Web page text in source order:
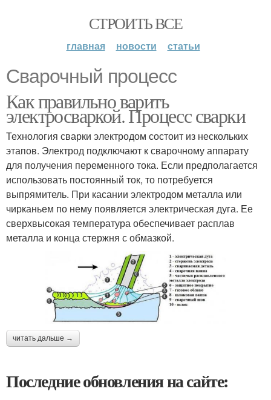
СТРОИТЬ ВСЕ
главная новости статьи
Сварочный процесс
Как правильно варить
электросваркой. Процесс сварки
Технология сварки электродом состоит из нескольких
этапов. Электрод подключают к сварочному аппарату
для получения переменного тока. Если предполагается
использовать постоянный ток, то потребуется
выпрямитель. При касании электродом металла или
чирканьем по нему появляется электрическая дуга. Ее
сверхвысокая температура обеспечивает расплав
металла и конца стержня с обмазкой.
читать дальше →
Последние обновления на сайте: